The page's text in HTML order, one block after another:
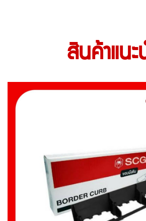
สินค้าแนะ